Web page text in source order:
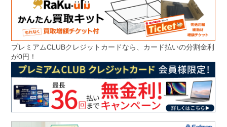
プレミアムCLUBクレジットカードなら、カード払いの分割金利
が0円！